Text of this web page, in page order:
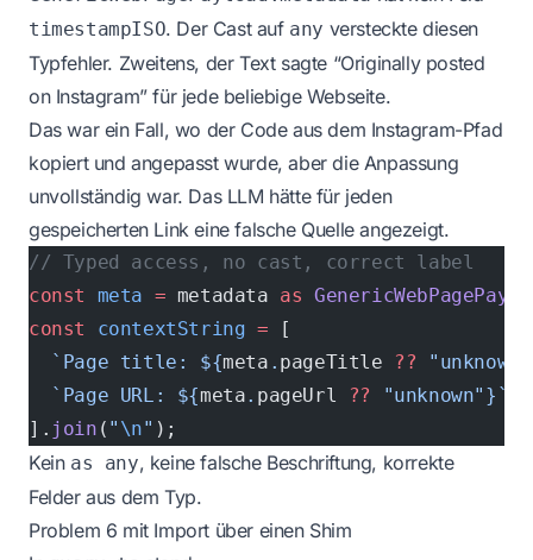
timestampISO. Der Cast auf any versteckte diesen
Typfehler. Zweitens, der Text sagte “Originally posted
on Instagram” für jede beliebige Webseite.
Das war ein Fall, wo der Code aus dem Instagram-Pfad
kopiert und angepasst wurde, aber die Anpassung
unvollständig war. Das LLM hätte für jeden
gespeicherten Link eine falsche Quelle angezeigt.
// Typed access, no cast, correct label
const
meta = metadata as
const
contextString = [
  `Page title: ${
meta . pageTitle ??
  `Page URL: ${
meta. pageUrl ?? "unknown"}`
]. join ( " \n" );
Kein as any, keine falsche Beschriftung, korrekte
Felder aus dem Typ.
Problem 6 mit Import über einen Shim